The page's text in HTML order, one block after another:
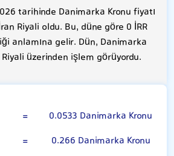
tarihinde Danimarka Kronu fiyatı
Riyali oldu. Bu, düne göre 0 İRR
anlamına gelir. Dün, Danimarka
üzerinden işlem görüyordu.
=
0.0533 Danimarka Kronu
= 0.266 Danimarka Kronu